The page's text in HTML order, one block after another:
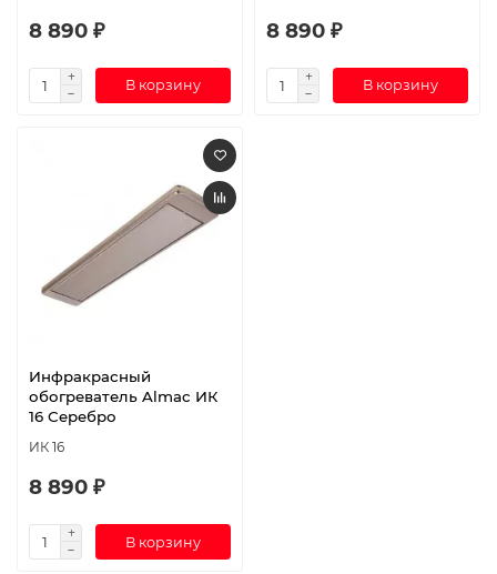
8 890 ₽
В корзину
8 890 ₽
В корзину
Инфракрасный
обогреватель Almac ИК
16 Серебро
ИК 16
8 890 ₽
В корзину